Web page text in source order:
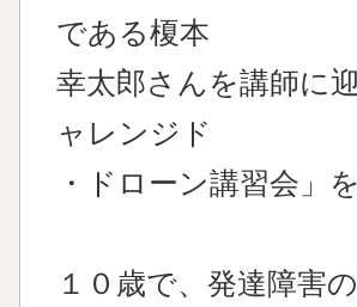
である榎本
幸太郎さんを講師に
ャレンジド
・ドローン講習会」
１０歳で、発達障害